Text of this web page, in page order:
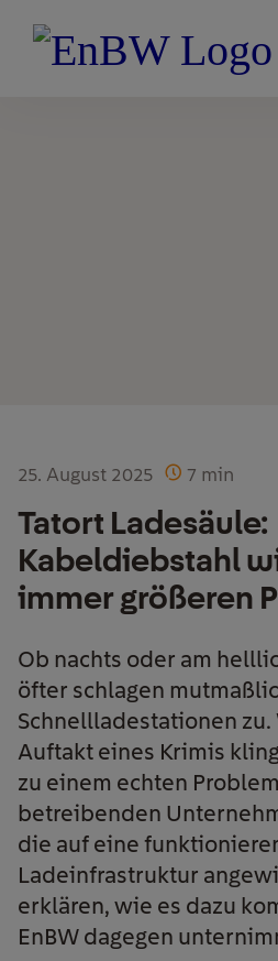
25. August 2025 7 min
Tatort Ladesäule:
Kabeldiebstahl
immer größeren
Ob nachts oder am
öfter schlagen
Schnellladestationen zu.
Auftakt eines Krimis
zu einem echten
betreibenden
die auf eine
Ladeinfrastruktur
erklären, wie es dazu
EnBW dagegen